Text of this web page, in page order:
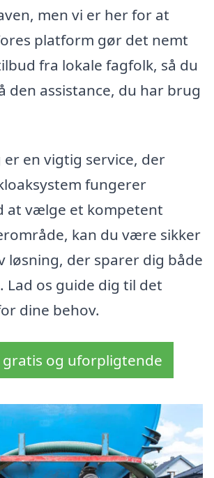
men vi er her for at
platform gør det nemt
fra lokale fagfolk, så du
den assistance, du har brug
er en vigtig service, der
fungerer
at vælge et kompetent
kan du være sikker
løsning, der sparer dig både
Lad os guide dig til det
dine behov.
gratis og uforpligtende